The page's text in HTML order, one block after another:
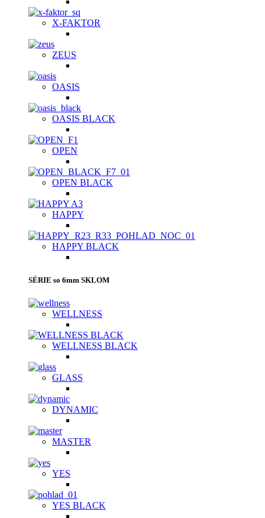
X-FAKTOR
ZEUS
OASIS
OASIS BLACK
OPEN
OPEN BLACK
HAPPY
HAPPY BLACK
SÉRIE so 6mm SKLOM
WELLNESS
WELLNESS BLACK
GLASS
DYNAMIC
MASTER
YES
YES BLACK